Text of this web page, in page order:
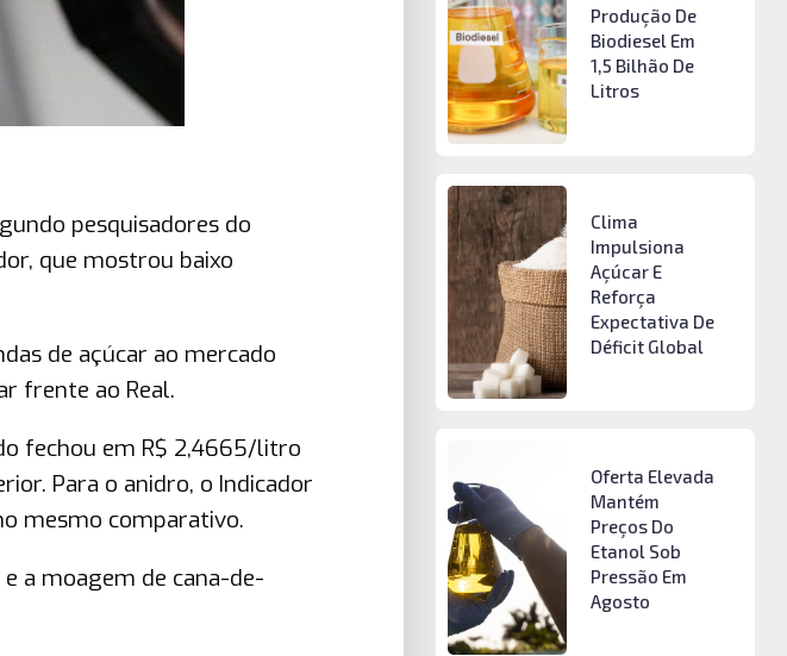
pesquisadores do
que mostrou baixo
de açúcar ao mercado
frente ao Real.
fechou em R$ 2,4665/litro
Para o anidro, o Indicador
mesmo comparativo.
a moagem de cana-de-
Produção De
Biodiesel Em
1,5 Bilhão De
Litros
Clima
Impulsiona
Açúcar E
Reforça
Expectativa De
Déficit Global
Oferta Elevada
Mantém
Preços Do
Etanol Sob
Pressão Em
Agosto